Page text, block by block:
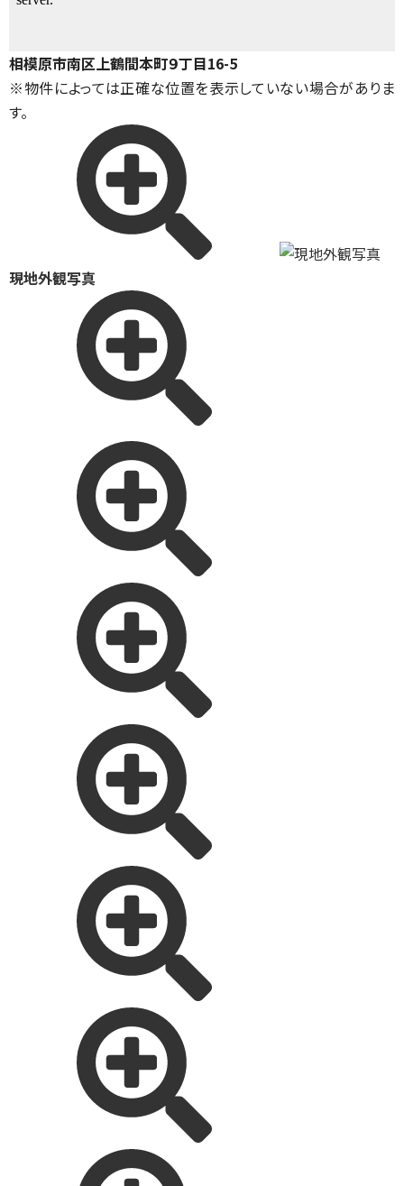
相模原市南区上鶴間本町９丁目16-5
※物件によっては正確な位置を表示していない場合がありま
す。
現地外観写真